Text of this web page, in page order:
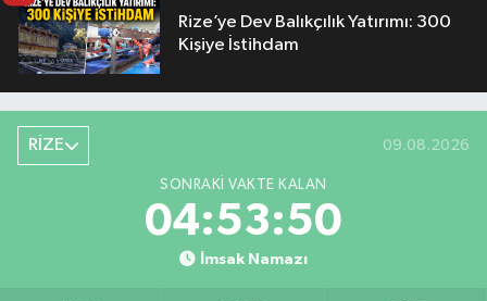
Rize’ye Dev Balıkçılık Yatırımı: 300
Kişiye İstihdam
RİZE 09.08.2026
SONRAKI VAKTE KALAN
04:53:49
İmsak Namazı